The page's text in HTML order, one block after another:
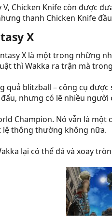
Chicken Knife còn được
thanh Chicken Knife
X​
X là một trong những
thì Wakka ra trận mà
quả blitzball – công cụ
nhưng có lẽ nhiều
Champion. Nó vẫn là
lệ thông thường không nữa.
lại có thể đá và xoay